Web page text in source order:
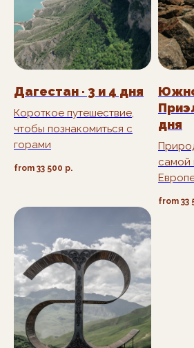
Дагестан · 3 и 4 дня
Короткое путешествие,
чтобы познакомиться с
горами
from 33 500 р.
дня
самой
from 33
ООО "Старостин тревел"
info@starostin.travel
+7 (918) 437-53-15